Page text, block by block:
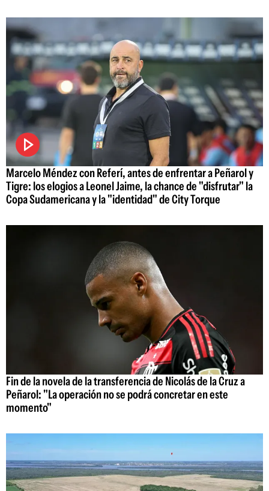
Marcelo Méndez con Referí, antes de enfrentar a Peñarol y
Tigre: los elogios a Leonel Jaime, la chance de "disfrutar" la
Copa Sudamericana y la "identidad" de City Torque
Fin de la novela de la transferencia de Nicolás de la Cruz a
Peñarol: "La operación no se podrá concretar en este
momento"